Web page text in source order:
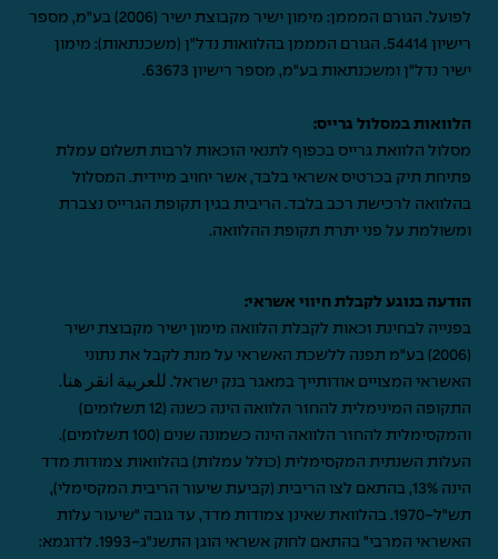
לפועל. הגורם המממן: מימון ישיר מקבוצת ישיר (2006) בע"מ, מספר
רישיון 54414. הגורם המממן בהלוואות נדל"ן (משכנתאות): מימון
ישיר נדל"ן ומשכנתאות בע"מ, מספר רישיון 63673.
הלוואות במסלול גרייס:
מסלול הלוואת גרייס בכפוף לתנאי הזכאות לרבות תשלום עמלת
פתיחת תיק בכרטיס אשראי בלבד, אשר יחויב מיידית. המסלול
בהלוואה לרכישת רכב בלבד. הריבית בגין תקופת הגרייס נצברת
ומשולמת על פני יתרת תקופת ההלוואה.
הודעה בנוגע לקבלת חיווי אשראי:
בפנייה לבחינת זכאות לקבלת הלוואה מימון ישיר מקבוצת ישיר
(2006) בע"מ תפנה ללשכת האשראי על מנת לקבל את נתוני
האשראי המצויים אודותייך במאגר בנק ישראל. للعربية انقر هنا .
התקופה המינימלית להחזר הלוואה הינה כשנה (12 תשלומים)
והמקסימלית להחזר הלוואה הינה כשמונה שנים (100 תשלומים).
העלות השנתית המקסימלית (כולל עמלות) בהלוואות צמודות מדד
הינה 13%, בהתאם לצו הריבית (קביעת שיעור הריבית המקסימלי),
תש"ל-1970. בהלוואת שאינן צמודות מדד, עד גובה "שיעור עלות
האשראי המרבי" בהתאם לחוק אשראי הוגן התשנ"ג-1993. לדוגמא: